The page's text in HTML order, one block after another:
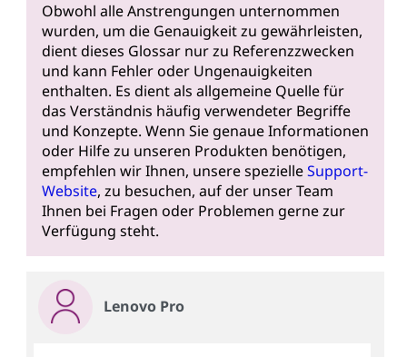
Obwohl alle Anstrengungen unternommen
wurden, um die Genauigkeit zu gewährleisten,
dient dieses Glossar nur zu Referenzzwecken
und kann Fehler oder Ungenauigkeiten
enthalten. Es dient als allgemeine Quelle für
das Verständnis häufig verwendeter Begriffe
und Konzepte. Wenn Sie genaue Informationen
oder Hilfe zu unseren Produkten benötigen,
empfehlen wir Ihnen, unsere spezielleSupport-
Website, zu besuchen, auf der unser Team
Ihnen bei Fragen oder Problemen gerne zur
Verfügung steht.
Lenovo Pro